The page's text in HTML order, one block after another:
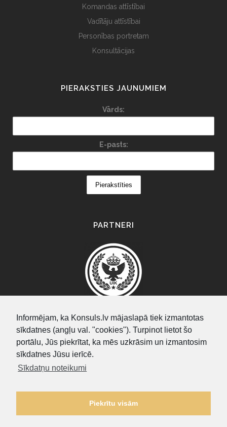
Informējam, ka Konsuls.lv mājaslapā tiek izmantotas
sīkdatnes (angļu val. "cookies"). Turpinot lietot šo
portālu, Jūs piekrītat, ka mēs uzkrāsim un izmantosim
sīkdatnes Jūsu ierīcē.
Sīkdatņu noteikumi
Piekrītu visām
Komandas attīstībai
Vadītāju attīstībai
Personības portretam
Konsultācijas
PIERAKSTIES JAUNUMIEM
Vārds:
E-pasts:
PARTNERI
SEARCH